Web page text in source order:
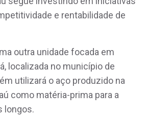
e rentabilidade de
outra unidade focada em
localizada no município de
utilizará o aço produzido na
como matéria-prima para a
longos.